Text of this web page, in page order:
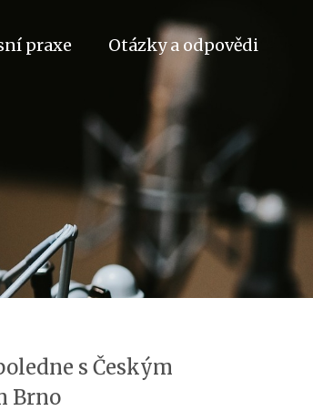
praxe Otázky a odpovědi
s Českým
Brno